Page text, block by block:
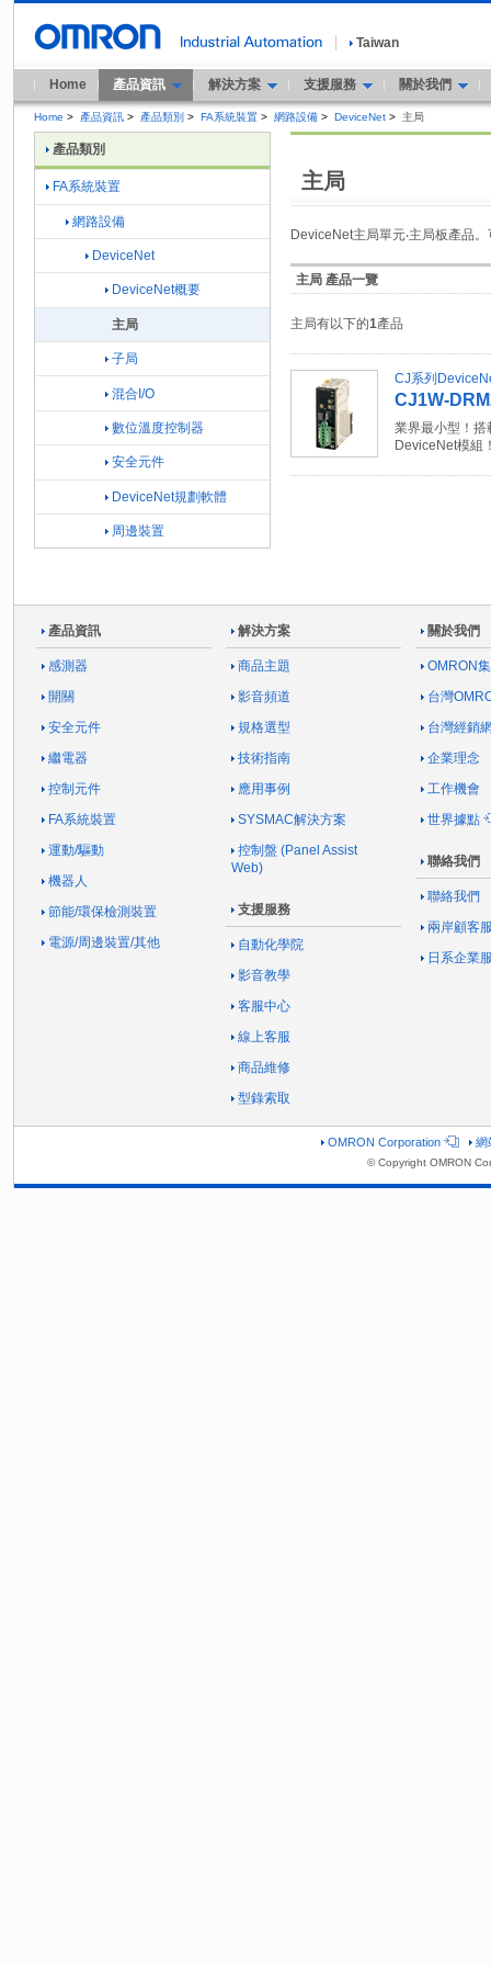
Taiwan
Home 產品資訊 解決方案 支援服務 關於我們
Home > 產品資訊 > 產品類別 > FA系統裝置 > 網路設備 > DeviceNet > 主局
主局
DeviceNet主局單元‧主局板產品
主局 產品一覽
主局有以下的1產品
CJ系列
CJ1W-
業界最小型！搭
DeviceNet模組
產品類別
FA系統裝置
網路設備
DeviceNet
DeviceNet概要
主局
子局
混合I/O
數位溫度控制器
安全元件
DeviceNet規劃軟體
周邊裝置
產品資訊
感測器
開關
安全元件
繼電器
控制元件
FA系統裝置
運動/驅動
機器人
節能/環保檢測裝置
電源/周邊裝置/其他
解決方案
商品主題
影音頻道
規格選型
技術指南
應用事例
SYSMAC解決方案
控制盤 (Panel Assist
Web)
支援服務
自動化學院
影音教學
客服中心
線上客服
商品維修
型錄索取
關於我們
OMRON
台灣
台灣經銷
企業理念
工作機會
世界據點
聯絡我們
聯絡我們
兩岸顧客
日系企業
OMRON Corporation 網
© Copyright OMRON